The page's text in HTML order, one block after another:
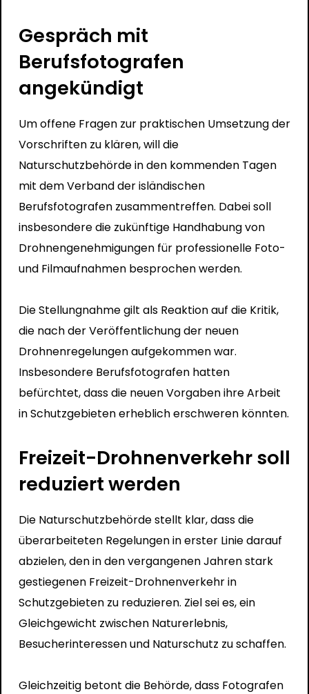
Gespräch mit
Berufsfotografen
angekündigt
Um offene Fragen zur praktischen Umsetzung der
Vorschriften zu klären, will die
Naturschutzbehörde in den kommenden Tagen
mit dem Verband der isländischen
Berufsfotografen zusammentreffen. Dabei soll
insbesondere die zukünftige Handhabung von
Drohnengenehmigungen für professionelle Foto-
und Filmaufnahmen besprochen werden.
Die Stellungnahme gilt als Reaktion auf die Kritik,
die nach der Veröffentlichung der neuen
Drohnenregelungen aufgekommen war.
Insbesondere Berufsfotografen hatten
befürchtet, dass die neuen Vorgaben ihre Arbeit
in Schutzgebieten erheblich erschweren könnten.
Freizeit-Drohnenverkehr soll
reduziert werden
Die Naturschutzbehörde stellt klar, dass die
überarbeiteten Regelungen in erster Linie darauf
abzielen, den in den vergangenen Jahren stark
gestiegenen Freizeit-Drohnenverkehr in
Schutzgebieten zu reduzieren. Ziel sei es, ein
Gleichgewicht zwischen Naturerlebnis,
Besucherinteressen und Naturschutz zu schaffen.
Gleichzeitig betont die Behörde, dass Fotografen